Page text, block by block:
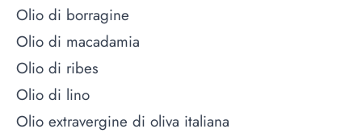
Olio di borragine
Olio di macadamia
Olio di ribes
Olio di lino
Olio extravergine di oliva italiana